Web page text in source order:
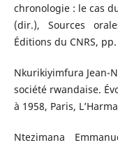
chronologie : le cas
(dir.), Sources
Éditions du CNRS,
Nkurikiyimfura Jean-
société rwandaise.
à 1958, Paris,
Ntezimana